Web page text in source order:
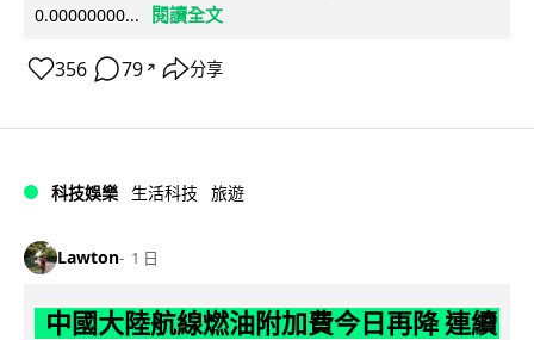
0.00000000...
閱讀全文
356 79 ↗ 分享
科技娛樂 生活科技 旅遊
Lawton 1 日
中國大陸航線燃油附加費今日再降 連續